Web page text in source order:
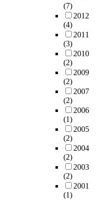
(7)
2012
(4)
2011
(3)
2010
(2)
2009
(2)
2007
(2)
2006
(1)
2005
(2)
2004
(2)
2003
(2)
2001
(1)